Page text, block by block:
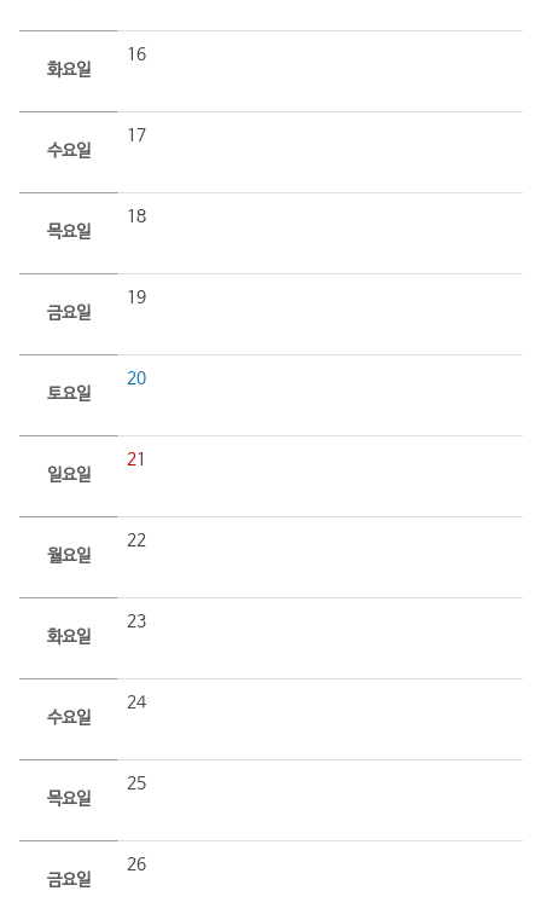
화요일
16
수요일
17
목요일
18
금요일
19
토요일
20
일요일
21
월요일
22
화요일
23
수요일
24
목요일
25
금요일
26